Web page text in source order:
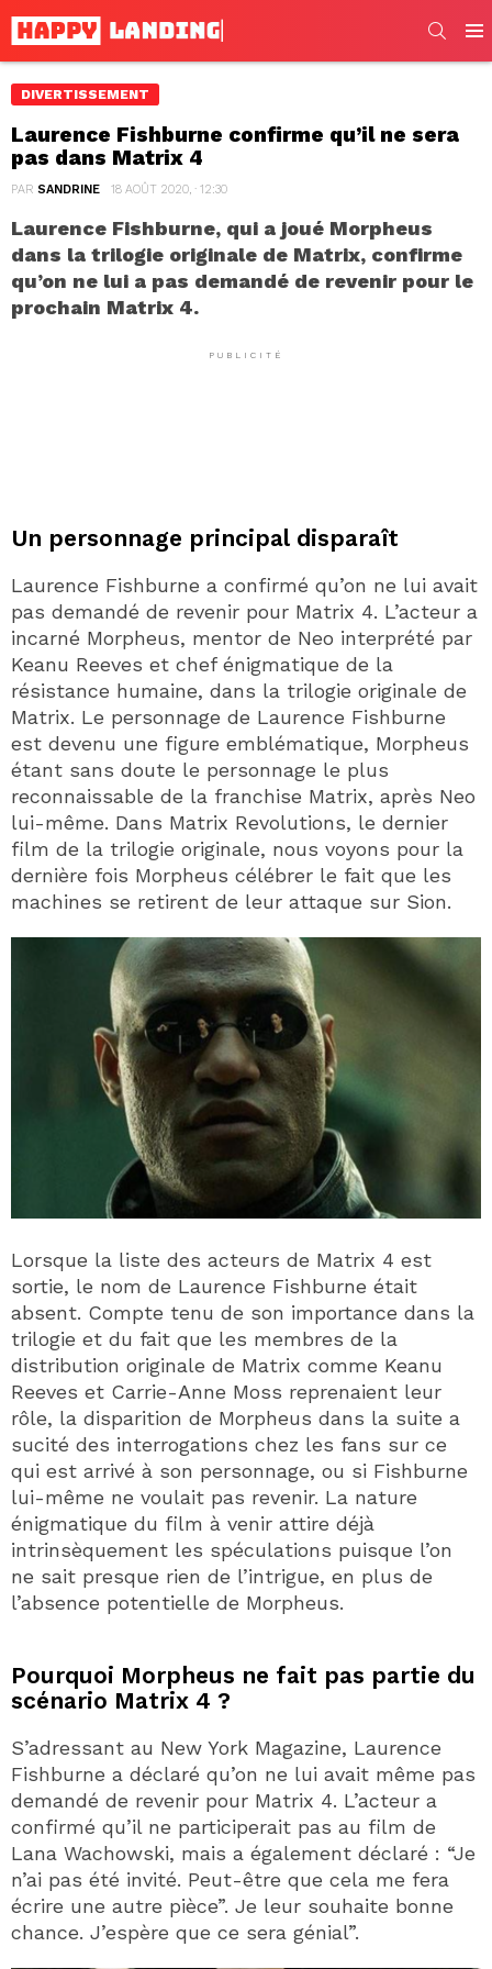
DIVERTISSEMENT
Laurence Fishburne confirme qu’il ne sera
pas dans Matrix 4
PAR SANDRINE 18 AOÛT 2020, · 12:30
Laurence Fishburne, qui a joué Morpheus
dans la trilogie originale de Matrix, confirme
qu’on ne lui a pas demandé de revenir pour le
prochain Matrix 4.
PUBLICITÉ
Un personnage principal disparaît
Laurence Fishburne a confirmé qu’on ne lui avait
pas demandé de revenir pour Matrix 4. L’acteur a
incarné Morpheus, mentor de Neo interprété par
Keanu Reeves et chef énigmatique de la
résistance humaine, dans la trilogie originale de
Matrix. Le personnage de Laurence Fishburne
est devenu une figure emblématique, Morpheus
étant sans doute le personnage le plus
reconnaissable de la franchise Matrix, après Neo
lui-même. Dans Matrix Revolutions, le dernier
film de la trilogie originale, nous voyons pour la
dernière fois Morpheus célébrer le fait que les
machines se retirent de leur attaque sur Sion.
Lorsque la liste des acteurs de Matrix 4 est
sortie, le nom de Laurence Fishburne était
absent. Compte tenu de son importance dans la
trilogie et du fait que les membres de la
distribution originale de Matrix comme Keanu
Reeves et Carrie-Anne Moss reprenaient leur
rôle, la disparition de Morpheus dans la suite a
sucité des interrogations chez les fans sur ce
qui est arrivé à son personnage, ou si Fishburne
lui-même ne voulait pas revenir. La nature
énigmatique du film à venir attire déjà
intrinsèquement les spéculations puisque l’on
ne sait presque rien de l’intrigue, en plus de
l’absence potentielle de Morpheus.
Pourquoi Morpheus ne fait pas partie du
scénario Matrix 4 ?
S’adressant au New York Magazine, Laurence
Fishburne a déclaré qu’on ne lui avait même pas
demandé de revenir pour Matrix 4. L’acteur a
confirmé qu’il ne participerait pas au film de
Lana Wachowski, mais a également déclaré : “Je
n’ai pas été invité. Peut-être que cela me fera
écrire une autre pièce”. Je leur souhaite bonne
chance. J’espère que ce sera génial”.